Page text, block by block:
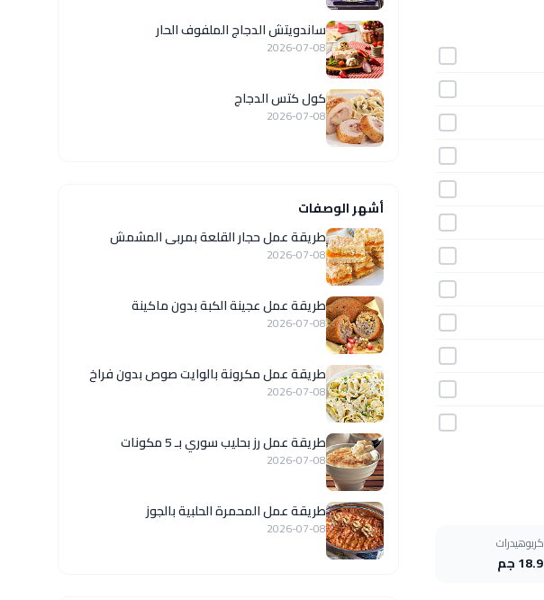
كربوهيدرات
18.9 جم
ساندويتش الدجاج الملفوف الحار
2026-07-08
كول كتس الدجاج
2026-07-08
أشهر الوصفات
طريقة عمل حجار القلعة بمربى المشمش
2026-07-08
طريقة عمل عجينة الكبة بدون ماكينة
2026-07-08
طريقة عمل مكرونة بالوايت صوص بدون فراخ
2026-07-08
طريقة عمل رز بحليب سوري بـ 5 مكونات
2026-07-08
طريقة عمل المحمرة الحلبية بالجوز
2026-07-08